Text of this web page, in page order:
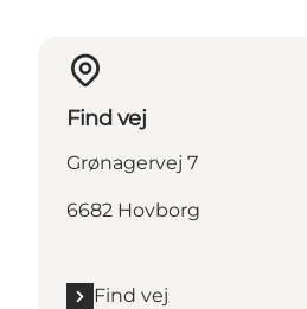
Find vej
Grønagervej 7
6682 Hovborg
Find vej